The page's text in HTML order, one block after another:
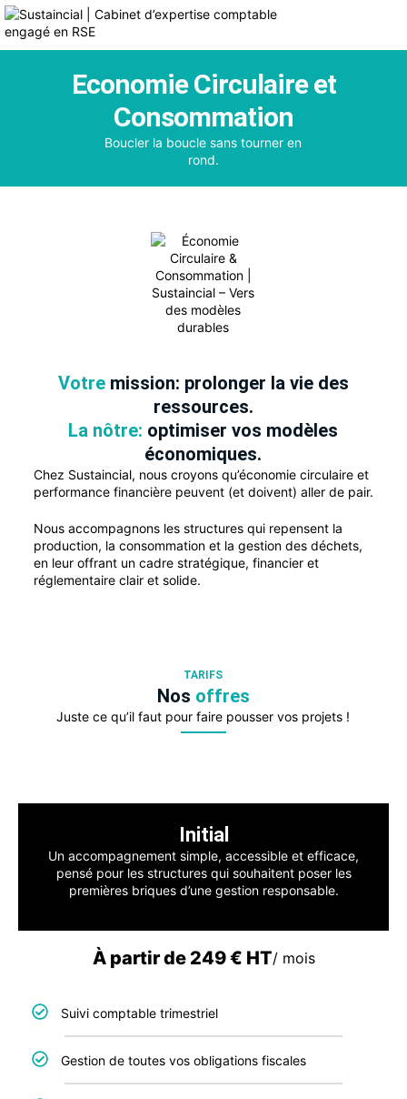
Economie Circulaire et
Consommation
Boucler la boucle sans tourner en
rond.
Votre mission: prolonger la vie des
ressources.
La nôtre: optimiser vos modèles
économiques.
Chez Sustaincial, nous croyons qu’économie circulaire et
performance financière peuvent (et doivent) aller de pair.
Nous accompagnons les structures qui repensent la
production, la consommation et la gestion des déchets,
en leur offrant un cadre stratégique, financier et
réglementaire clair et solide.
TARIFS
Nos offres
Juste ce qu’il faut pour faire pousser vos projets !
Initial
Un accompagnement simple, accessible et efficace,
pensé pour les structures qui souhaitent poser les
premières briques d’une gestion responsable.
À partir de 249 € HT/ mois
Suivi comptable trimestriel
Gestion de toutes vos obligations fiscales